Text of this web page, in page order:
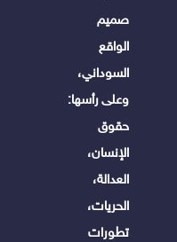
صميم
الواقع
السوداني،
وعلى رأسها:
حقوق
الإنسان،
العدالة،
الحريات،
تطورات